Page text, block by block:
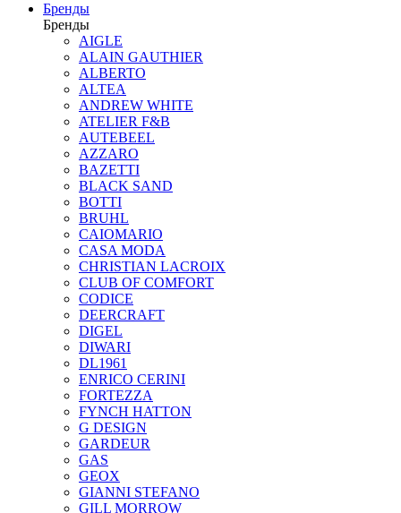
Бренды
Бренды
AIGLE
ALAIN GAUTHIER
ALBERTO
ALTEA
ANDREW WHITE
ATELIER F&B
AUTEBEEL
AZZARO
BAZETTI
BLACK SAND
BOTTI
BRUHL
CAIOMARIO
CASA MODA
CHRISTIAN LACROIX
CLUB OF COMFORT
CODICE
DEERCRAFT
DIGEL
DIWARI
DL1961
ENRICO CERINI
FORTEZZA
FYNCH HATTON
G DESIGN
GARDEUR
GAS
GEOX
GIANNI STEFANO
GILL MORROW